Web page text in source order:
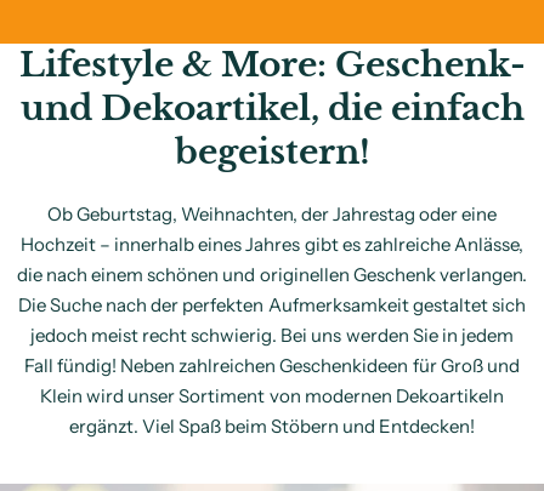
Lifestyle & More: Geschenk-
und Dekoartikel, die einfach
begeistern!
Ob Geburtstag, Weihnachten, der Jahrestag oder eine
Hochzeit – innerhalb eines Jahres gibt es zahlreiche Anlässe,
die nach einem schönen und originellen Geschenk verlangen.
Die Suche nach der perfekten Aufmerksamkeit gestaltet sich
jedoch meist recht schwierig. Bei uns werden Sie in jedem
Fall fündig! Neben zahlreichen Geschenkideen für Groß und
Klein wird unser Sortiment von modernen Dekoartikeln
ergänzt. Viel Spaß beim Stöbern und Entdecken!